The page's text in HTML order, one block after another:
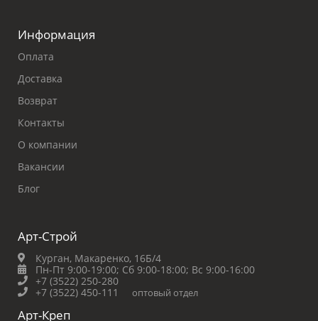
Информация
Оплата
Доставка
Возврат
Контакты
О компании
Вакансии
Блог
Арт-Строй
Курган, Макаренко, 16Б/4
Пн-Пт 9:00-19:00; Сб 9:00-18:00; Вс 9:00-16:00
+7 (3522) 250-280
+7 (3522) 450-111
оптовый отдел
Арт-Креп